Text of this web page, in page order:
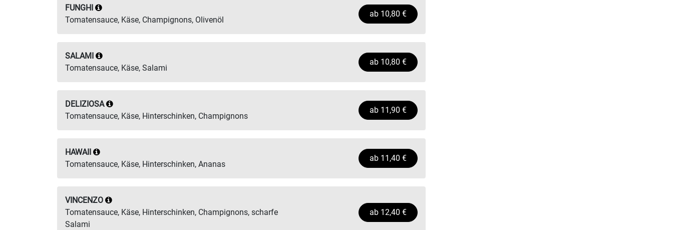
FUNGHI
Tomatensauce, Käse, Champignons, Olivenöl
ab 10,80 €
SALAMI
Tomatensauce, Käse, Salami
ab 10,80 €
DELIZIOSA
Tomatensauce, Käse, Hinterschinken, Champignons
ab 11,90 €
HAWAII
Tomatensauce, Käse, Hinterschinken, Ananas
ab 11,40 €
VINCENZO
Tomatensauce, Käse, Hinterschinken, Champignons, scharfe
Salami
ab 12,40 €